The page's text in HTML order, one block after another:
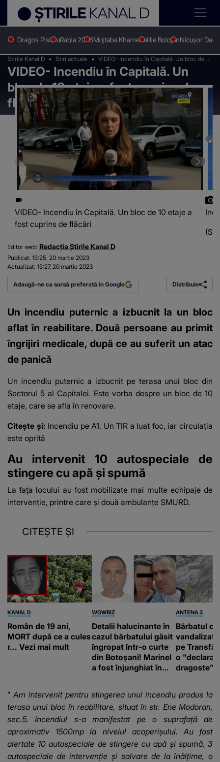
Dragos PislaruRabla 2026Mojtaba KhameneiIlie BolojanNicușor Dan
Stirile Kanal D Stiri actuale
VIDEO- Incendiu în Capitală. Un bloc de 10
etaje a fost cuprins de flăcări
VIDEO- Incendiu în Capitală. Un
bloc de 10 etaje a fost cuprins de
flăcări
VIDEO- Incendiu în Capitală. Un bloc de 10 etaje a
fost cuprins de flăcări
Editor web: Redacția Știrile Kanal D
Publicat: 15:25, 20 martie 2023
Actualizat: 15:27, 20 martie 2023
Adaugă-ne ca sursă preferată în Google Distribuie
Un incendiu puternic a izbucnit la un bloc
aflat în reabilitare. Două persoane au primit
îngrijiri medicale, după ce au suferit un atac
de panică
Un incendiu puternic a izbucnit pe terasa unui bloc din
Sectorul 5 al Capitalei. Este vorba despre un bloc de 10
etaje, care se afla în renovare.
Citește și: Incendiu pe A1. Un TIR a luat foc, iar circulația
este oprită
Au intervenit 10 autospeciale de
stingere cu apă și spumă
La fața locului au fost mobilizate mai multe echipaje de
intervenție, printre care și două ambulanțe SMURD.
CITEȘTE ȘI
KANAL D
Român de 19 ani,
MORT după ce a cules
r... Vezi mai mult
WOWBIZ
Detalii halucinante în
cazul bărbatului găsit
îngropat într-o curte
din Botoșani! Marinel
a fost înjunghiat în
suspecți
ANTENA 3
Bărbatul
vandalizat
pe
o
dragoste"
” Am intervenit pentru stingerea unui incendiu produs la
terasa unui bloc în reabilitare, situat în str. Ene Modoran,
sec.5. Incendiul s-a manifestat pe o suprafață de
aproximativ 1500mp la nivelul acoperișului. Au fost
alertate 10 autospeciale de stingere cu apă și spumă, 3
autospeciale de intervenție și salvare de la înălțime, o